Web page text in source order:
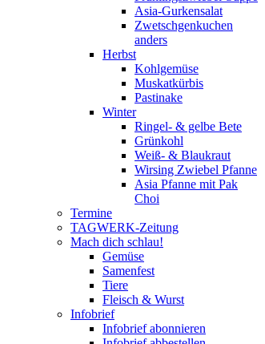
Asia-Gurkensalat
Zwetschgenkuchen
anders
Herbst
Kohlgemüse
Muskatkürbis
Pastinake
Winter
Ringel- & gelbe Bete
Grünkohl
Weiß- & Blaukraut
Wirsing Zwiebel Pfanne
Asia Pfanne mit Pak
Choi
Termine
TAGWERK-Zeitung
Mach dich schlau!
Gemüse
Samenfest
Tiere
Fleisch & Wurst
Infobrief
Infobrief abonnieren